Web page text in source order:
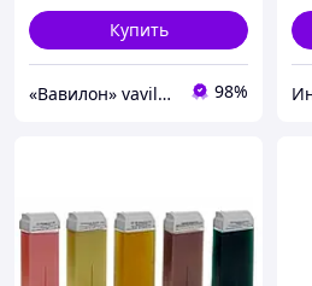
Купить
«Вавилон» vavilon-shop.com.ua 98%